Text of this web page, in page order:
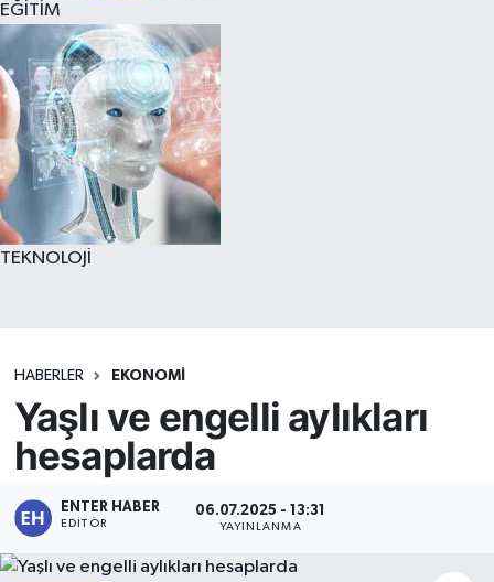
EĞİTİM
TEKNOLOJİ
HABERLER EKONOMİ
Yaşlı ve engelli aylıkları
hesaplarda
ENTER HABER
EDITÖR
06.07.2025 - 13:31
YAYINLANMA